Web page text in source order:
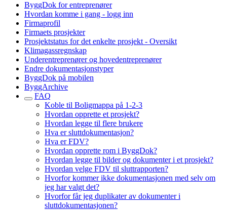
ByggDok for entreprenører
Hvordan komme i gang - logg inn
Firmaprofil
Firmaets prosjekter
Prosjektstatus for det enkelte prosjekt - Oversikt
Klimagassregnskap
Underentreprenører og hovedentreprenører
Endre dokumentasjonstyper
ByggDok på mobilen
ByggArchive
FAQ
Koble til Boligmappa på 1-2-3
Hvordan opprette et prosjekt?
Hvordan legge til flere brukere
Hva er sluttdokumentasjon?
Hva er FDV?
Hvordan opprette rom i ByggDok?
Hvordan legge til bilder og dokumenter i et prosjekt?
Hvordan velge FDV til sluttrapporten?
Hvorfor kommer ikke dokumentasjonen med selv om
jeg har valgt det?
Hvorfor får jeg duplikater av dokumenter i
sluttdokumentasjonen?